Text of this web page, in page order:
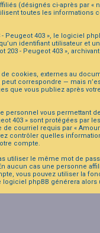
(désignés ci-après par «
toutes les
403 », le logiciel
identifiant utilisateur et
- Peugeot 403 »,
cookies, externes au
correspondre — mais
que vous publiez après
vous permettant
403 » sont protégées par
courriel requis par «
contrôler quelles
compte.
le même mot de
cas une personne
vous pouvez utiliser la
phpBB générera